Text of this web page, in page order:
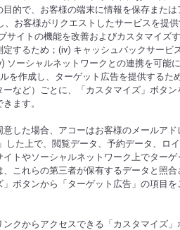
目的で、お客様の端末に情報を保存または
お客様がリクエストしたサービスを提供
サイトの機能を改善およびカスタマイズ
するため；(iv) キャッシュバックサービ
ソーシャルネットワークとの連携を可能
を作成し、ターゲット広告を提供するた
など）ごとに、「カスタマイズ」ボタン
ます。
した場合、アコーはお客様のメールアド
た上で、閲覧データ、予約データ、ロ
トやソーシャルネットワーク上でター
これらの第三者が保有するデータと照合
ボタンから「ターゲット広告」の項目を
クからアクセスできる「カスタマイズ」